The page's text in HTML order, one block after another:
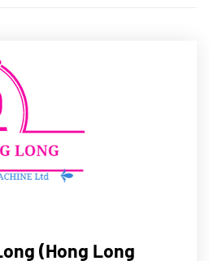
(Hong Long